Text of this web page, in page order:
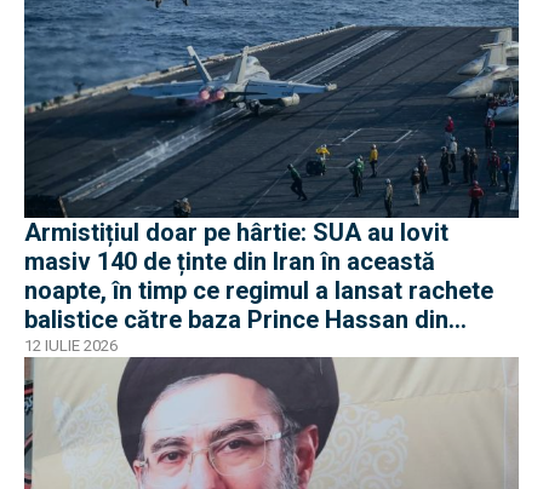
Armistițiul doar pe hârtie: SUA au lovit
masiv 140 de ținte din Iran în această
noapte, în timp ce regimul a lansat rachete
balistice către baza Prince Hassan din
Iordania
12 IULIE 2026